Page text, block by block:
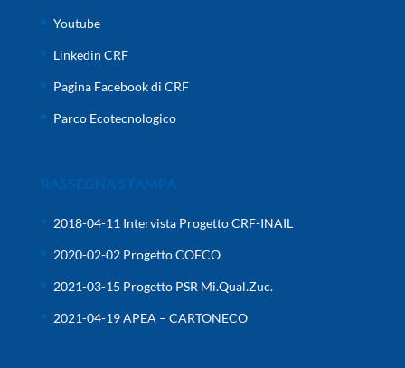
Youtube
Linkedin CRF
Pagina Facebook di CRF
Parco Ecotecnologico
RASSEGNA STAMPA
2018-04-11 Intervista Progetto CRF-INAIL
2020-02-02 Progetto COFCO
2021-03-15 Progetto PSR Mi.Qual.Zuc.
2021-04-19 APEA – CARTONECO